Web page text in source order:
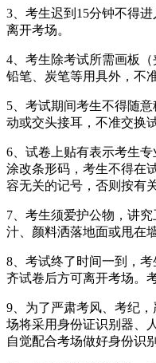
3、考生迟到15分钟不得
离开考场。
4、考生除考试所需画板（
铅笔、炭笔等用具外，不
5、考试期间考生不得随
动或交头接耳，不准交换
6、试卷上贴有表示考生专
涂改条形码，考生不得在
容无关的记号，否则按有
7、考生须爱护公物，讲
汁、颜料洒落地面或甩在墙
8、考试终了时间一到，
齐试卷后方可离开考场。
9、为了严肃考风、考纪
场将采用身份证识别器、
自觉配合考场做好身份识